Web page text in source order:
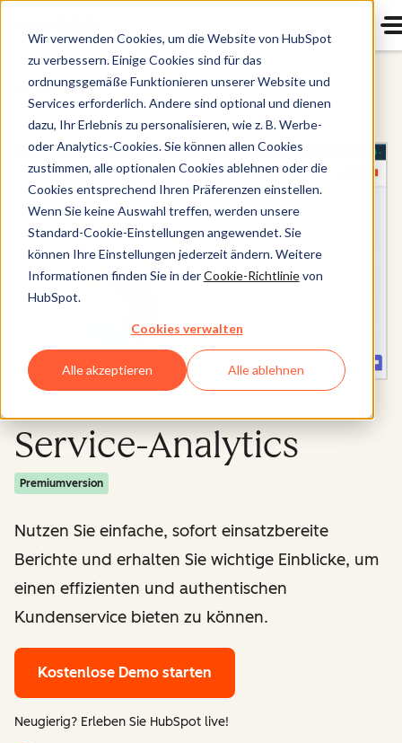
Wir verwenden Cookies, um die Website von HubSpot
zu verbessern. Einige Cookies sind für das
ordnungsgemäße Funktionieren unserer Website und
Services erforderlich. Andere sind optional und dienen
dazu, Ihr Erlebnis zu personalisieren, wie z. B. Werbe-
oder Analytics-Cookies. Sie können allen Cookies
zustimmen, alle optionalen Cookies ablehnen oder die
Cookies entsprechend Ihren Präferenzen einstellen.
Wenn Sie keine Auswahl treffen, werden unsere
Standard-Cookie-Einstellungen angewendet. Sie
können Ihre Einstellungen jederzeit ändern. Weitere
Informationen finden Sie in derCookie-Richtlinievon
HubSpot.
Cookies verwalten
Alle akzeptieren Alle ablehnen
Service Hub
Service-Analytics
Premiumversion
Nutzen Sie einfache, sofort einsatzbereite
Berichte und erhalten Sie wichtige Einblicke, um
einen effizienten und authentischen
Kundenservice bieten zu können.
Kostenlose Demo starten
Neugierig? Erleben Sie HubSpot live!